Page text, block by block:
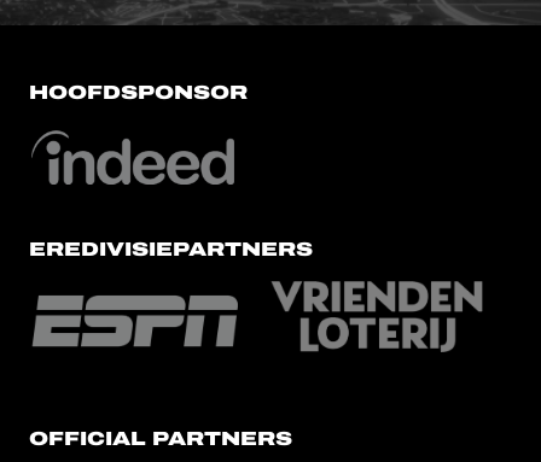
HOOFDSPONSOR
EREDIVISIEPARTNERS
OFFICIAL PARTNERS